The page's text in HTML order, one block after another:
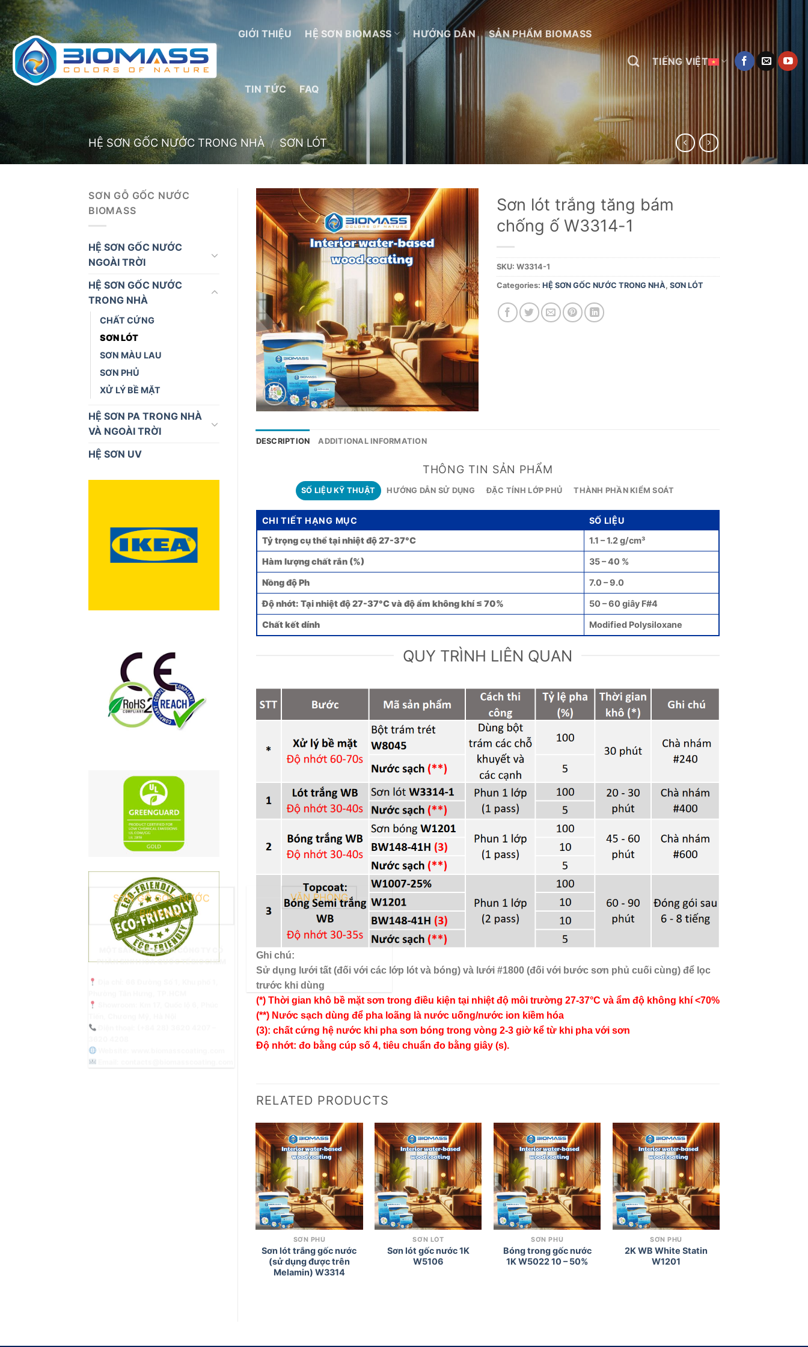
Skip
to
content
GIỚI THIỆU HỆ SƠN BIOMASS HƯỚNG DẪN SẢN PHẨM BIOMASS
TIN TỨC FAQ
TIẾNG VIỆT
HỆ SƠN GỐC NƯỚC TRONG NHÀ / SƠN LÓT
SƠN GỖ GỐC NƯỚC
BIOMASS
HỆ SƠN GỐC NƯỚC
NGOÀI TRỜI
HỆ SƠN GỐC NƯỚC
TRONG NHÀ
CHẤT CỨNG
SƠN LÓT
SƠN MÀU LAU
SƠN PHỦ
XỬ LÝ BỀ MẶT
HỆ SƠN PA TRONG NHÀ
VÀ NGOÀI TRỜI
HỆ SƠN UV
Add to
wishlist
Sơn lót trắng tăng bám
chống ố W3314-1
SKU:W3314-1
Categories:HỆ SƠN GỐC NƯỚC TRONG NHÀ,SƠN LÓT
DESCRIPTION ADDITIONAL INFORMATION
THÔNG TIN SẢN PHẨM
SỐ LIỆU KỸ THUẬT HƯỚNG DẪN SỬ DỤNG ĐẶC TÍNH LỚP PHỦ THÀNH PHẦN KIỂM SOÁT
CHI TIẾT HẠNG MỤC
SỐ LIỆU
Tỷ trọng cụ thể tại nhiệt độ 27-37°C
1.1 – 1.2 g/cm³
Hàm lượng chất rắn (%) 35 – 40 %
Nồng độ Ph 7.0 – 9.0
Độ nhớt: Tại nhiệt độ 27-37°C và độ ẩm không khí ≤ 70% 50 – 60 giây F#4
Chất kết dính Modified Polysiloxane
QUY TRÌNH LIÊN QUAN
Ghi chú:
Sử dụng lưới tất (đối với các lớp lót và bóng) và lưới #1800 (đối với bước sơn phủ cuối cùng) để lọc
trước khi dùng
(*) Thời gian khô bề mặt sơn trong điều kiện tại nhiệt độ môi trường 27-37°C và ẩm độ không khí <70%
(**) Nước sạch dùng để pha loãng là nước uống/nước ion kiềm hóa
(3): chất cứng hệ nước khi pha sơn bóng trong vòng 2-3 giờ kể từ khi pha với sơn
Độ nhớt: đo bằng cúp số 4, tiêu chuẩn đo bằng giây (s).
RELATED PRODUCTS
Add to
wishlist
SƠN PHỦ
Sơn lót trắng gốc nước
(sử dụng được trên
Melamin) W3314
Add to
wishlist
SƠN LÓT
Sơn lót gốc nước 1K
W5106
Add to
wishlist
SƠN PHỦ
Bóng trong gốc nước
1K W5022 10 – 50%
Add to
wishlist
SƠN PHỦ
2K WB White Statin
W1201
SƠN GỖ GỐC NƯỚC
BIOMASS
MỘT SẢN PHẨM CỦA CÔNG TY CỔ
PHẦN SINH HÓA QUỐC TẾ BIOCHEM
VĂN PHÒNG